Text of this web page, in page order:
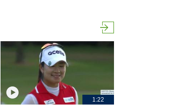
1:22